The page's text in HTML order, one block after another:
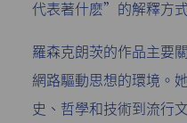
代表著什麽”的解釋方
羅森克朗茨的作品主要
網路驅動思想的環境。
史、哲學和技術到流行